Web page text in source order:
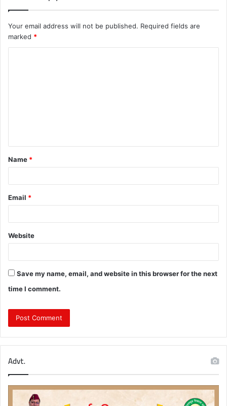
Your email address will not be published. Required fields are
marked *
t
*
Name *
Email *
Website
Save my name, email, and website in this browser for the next
time I comment.
Advt.